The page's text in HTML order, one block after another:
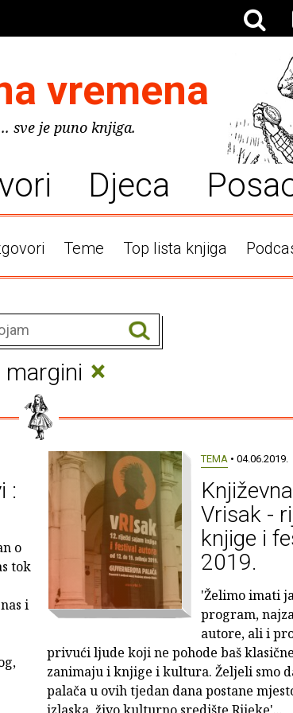
vremena
sve je puno knjiga.
Djeca
Teme Top lista knjiga
margini ×
:
o
tok
i
TEMA • 04.06.2019.
Vrisak -
knjige i
2019.
'Želimo imati
program,
autore, ali i
privući ljude koji ne pohode baš
zanimaju i knjige i kultura. Željeli smo
palača u ovih tjedan dana postane